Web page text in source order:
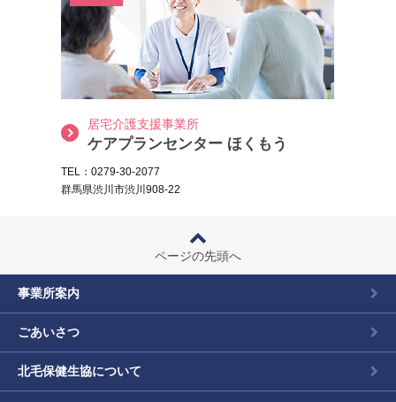
居宅介護支援事業所
ケアプランセンター ほくもう
TEL：0279-30-2077
群馬県渋川市渋川908-22
ページの先頭へ
事業所案内
ごあいさつ
北毛保健生協について